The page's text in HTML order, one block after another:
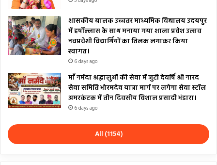
शासकीय बालक उच्चतर माध्यमिक विद्यालय उदयपुर
में हर्षोल्लास के साथ मनाया गया शाला प्रवेश उत्सव
नवप्रवेशी विद्यार्थियों का तिलक लगाकर किया
स्वागत।
6 days ago
माँ नर्मदा श्रद्धालुओं की सेवा में जुटी देवर्षि श्री नारद
सेवा समिति भोरमदेव यात्रा मार्ग पर लगेगा सेवा स्टॉल
अमरकंटक में तीन दिवसीय विशाल प्रसादी भंडारा।
6 days ago
All (1154)